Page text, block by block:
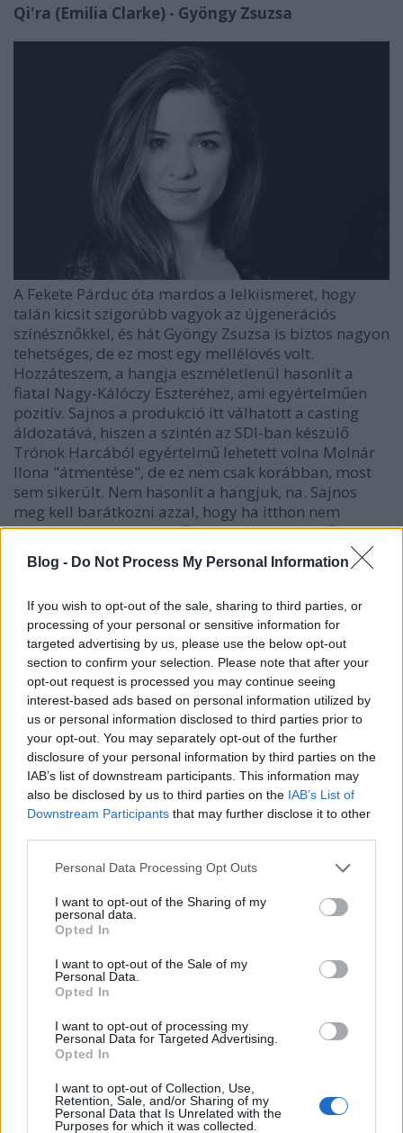
Blog - Do Not Process My Personal Information
If you wish to opt-out of the sale, sharing to third parties, or
processing of your personal or sensitive information for
targeted advertising by us, please use the below opt-out
section to confirm your selection. Please note that after your
opt-out request is processed you may continue seeing
interest-based ads based on personal information utilized by
us or personal information disclosed to third parties prior to
your opt-out. You may separately opt-out of the further
disclosure of your personal information by third parties on the
IAB’s list of downstream participants. This information may
also be disclosed by us to third parties on the IAB’s List of
Downstream Participants that may further disclose it to other
Please note that this website/app uses one or more Google
not limited to your visit or usage behaviour. You may click to
grant or deny consent to Google and its third-party tags to
use your data for below specified purposes in below Google
consent section.
Personal Data Processing Opt Outs
I want to opt-out of the Sharing of my
personal data.
Opted In
I want to opt-out of the Sale of my
Personal Data.
Opted In
I want to opt-out of processing my
Personal Data for Targeted Advertising.
Opted In
I want to opt-out of Collection, Use,
Retention, Sale, and/or Sharing of my
Personal Data that Is Unrelated with the
Purposes for which it was collected.
Qi'ra (Emilia Clarke) - Gyöngy Zsuzsa
A Fekete Párduc óta mardos a lelkiismeret, hogy
talán kicsit szigorúbb vagyok az újgenerációs
színésznőkkel, és hát Gyöngy Zsuzsa is biztos nagyon
tehetséges, de ez most egy mellélövés volt.
Hozzáteszem, a hangja eszméletlenül hasonlít a
fiatal Nagy-Kálóczy Eszteréhez, ami egyértelműen
pozitív. Sajnos a produkció itt válhatott a casting
áldozatává, hiszen a szintén az SDI-ban készülő
Trónok Harcából egyértelmű lehetett volna Molnár
Ilona "átmentése", de ez nem csak korábban, most
sem sikerült. Nem hasonlít a hangjuk, na. Sajnos
meg kell barátkozni azzal, hogy ha itthon nem
"ügyeskedi" ki a rendező a castingot, akkor lőttek a
megszokott duóknak (lásd Láng Balázs - Peter
Dinklidge - Bosszúállók: Végtelen Háború).
Természetesen Gyöngynek kijár az újabb esély, de a
Soloban hangja többször leesik a képernyőről,
mintha nem sikerülne olyan dinamikusan hozni a
mondatokat, mint az eredeti. Lehet szövegbeli hiba
is, de a megtört ritmus miatti kellemetlenség szinte
folyamatos és ez nagyban rontja a közös jeleneteit
Han Soloval.
Lando Calrissian (Donald Glover) - Kisfalusi Lehel
Kisfalusi hangját már az előzetesek óta lehetőségünk